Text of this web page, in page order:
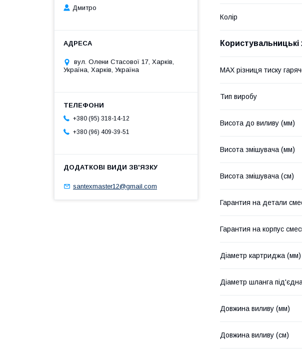
Колір
MAX різниця тиску
Тип виробу
Висота до виливу (мм)
Висота змішувача (мм)
Висота змішувача (см)
Гарантия на детали
Гарантия на корпус
Діаметр картриджа (мм)
Діаметр шланга
Довжина виливу (мм)
Довжина виливу (см)
Дмитро
вул. Олени Стасової 17, Харків,
Україна, Харків, Україна
+380 (95) 318-14-12
+380 (96) 409-39-51
santexmaster12@gmail.com